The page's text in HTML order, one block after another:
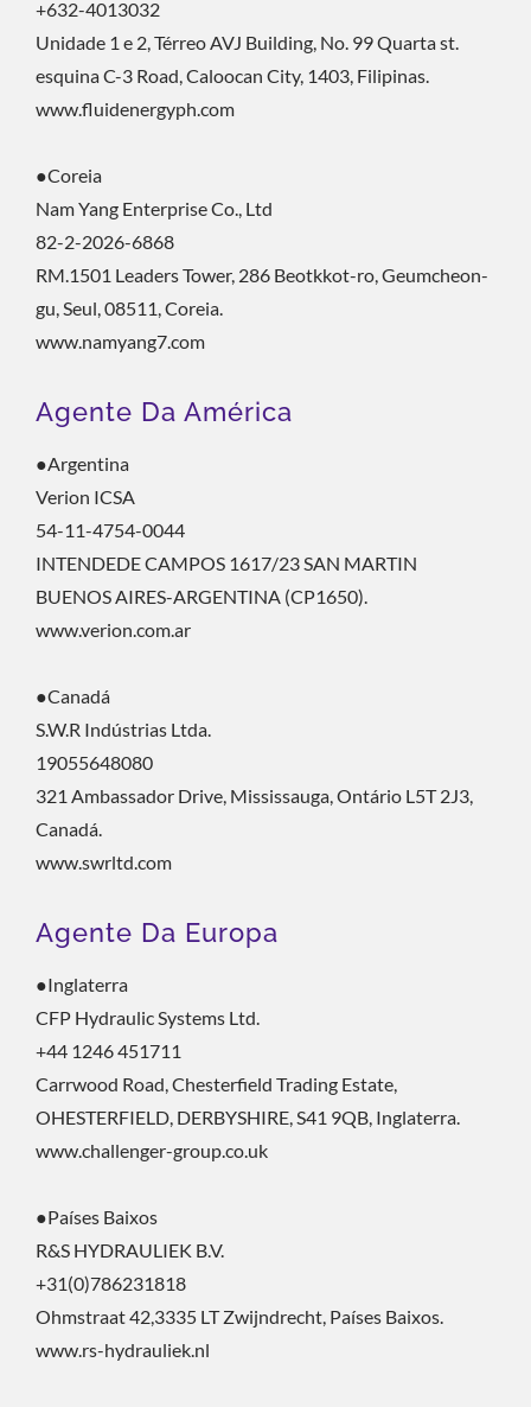
+632-4013032
Unidade 1 e 2, Térreo AVJ Building, No. 99 Quarta st.
esquina C-3 Road, Caloocan City, 1403, Filipinas.
www.fluidenergyph.com
●Coreia
Nam Yang Enterprise Co., Ltd
82-2-2026-6868
RM.1501 Leaders Tower, 286 Beotkkot-ro, Geumcheon-
gu, Seul, 08511, Coreia.
www.namyang7.com
Agente Da América
●Argentina
Verion ICSA
54-11-4754-0044
INTENDEDE CAMPOS 1617/23 SAN MARTIN
BUENOS AIRES-ARGENTINA (CP1650).
www.verion.com.ar
●Canadá
S.W.R Indústrias Ltda.
19055648080
321 Ambassador Drive, Mississauga, Ontário L5T 2J3,
Canadá.
www.swrltd.com
Agente Da Europa
●Inglaterra
CFP Hydraulic Systems Ltd.
+44 1246 451711
Carrwood Road, Chesterfield Trading Estate,
OHESTERFIELD, DERBYSHIRE, S41 9QB, Inglaterra.
www.challenger-group.co.uk
●Países Baixos
R&S HYDRAULIEK B.V.
+31(0)786231818
Ohmstraat 42,3335 LT Zwijndrecht, Países Baixos.
www.rs-hydrauliek.nl